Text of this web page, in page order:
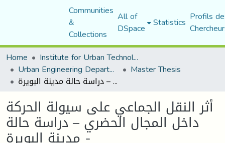
Communities
&
Collections
All of
DSpace Statistics Profils
Home
Institute for Urban Technology Management
Urban Engineering Department Master Thesis
أثر النقل الجماعي على سيولة الحركة داخل المجال الحضري – دراسة حالة مدينة البويرة -
أثر النقل الجماعي على سيولة الحركة
داخل المجال الحضري – دراسة حالة